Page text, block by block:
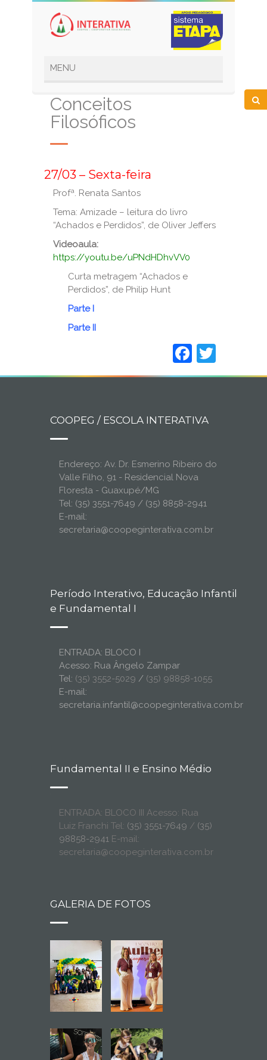
Conceitos
Filosóficos
27/03 – Sexta-feira
Profª. Renata Santos
Tema: Amizade – leitura do livro
“Achados e Perdidos”, de Oliver Jeffers
Videoaula:
https://youtu.be/uPNdHDhvVV0
Curta metragem “Achados e
Perdidos”, de Philip Hunt
Parte I
Parte II
COOPEG / ESCOLA INTERATIVA
Endereço: Av. Dr. Esmerino Ribeiro do
Valle Filho, 91 - Residencial Nova
Floresta - Guaxupé/MG
Tel: (35) 3551-7649 / (35) 8858-2941
E-mail:
secretaria@coopeginterativa.com.br
Período Interativo, Educação Infantil
e Fundamental I
ENTRADA: BLOCO I
Acesso: Rua Ângelo Zampar
Tel: (35) 3552-5029 / (35) 98858-1055
E-mail:
secretaria.infantil@coopeginterativa.com.br
Fundamental II e Ensino Médio
ENTRADA: BLOCO III Acesso: Rua
Luiz Franchi Tel: (35) 3551-7649 / (35)
98858-2941 E-mail:
secretaria@coopeginterativa.com.br
GALERIA DE FOTOS